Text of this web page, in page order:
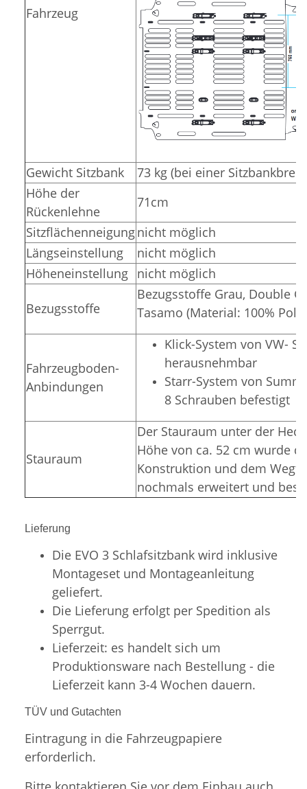
Fahrzeug
Gewicht Sitzbank
73 kg (bei einer
Höhe der
Rückenlehne
71cm
Sitzflächenneigungnicht möglich
Längseinstellung
nicht möglich
Höheneinstellung nicht möglich
Bezugsstoffe
Bezugsstoffe Grau, Double
Tasamo (Material: 100%
Fahrzeugboden-
Anbindungen
Klick-System von VW-
herausnehmbar
Starr-System von
8 Schrauben befestigt
Stauraum
Der Stauraum unter der
Höhe von ca. 52 cm wurde
Konstruktion und dem
nochmals erweitert und
Lieferung
Die EVO 3 Schlafsitzbank wird inklusive
Montageset und Montageanleitung
geliefert.
Die Lieferung erfolgt per Spedition als
Sperrgut.
Lieferzeit: es handelt sich um
Produktionsware nach Bestellung - die
Lieferzeit kann 3-4 Wochen dauern.
TÜV und Gutachten
Eintragung in die Fahrzeugpapiere
erforderlich.